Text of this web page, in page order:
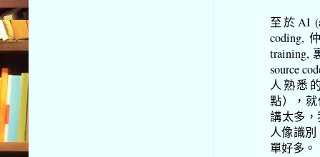
至於AI
coding,
training,
source
人熟悉
點），就
講太多
人像識
單好多。